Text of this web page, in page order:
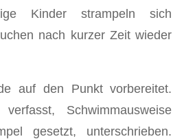
Kinder strampeln sich
nach kurzer Zeit wieder
auf den Punkt vorbereitet.
Schwimmausweise
gesetzt, unterschrieben.